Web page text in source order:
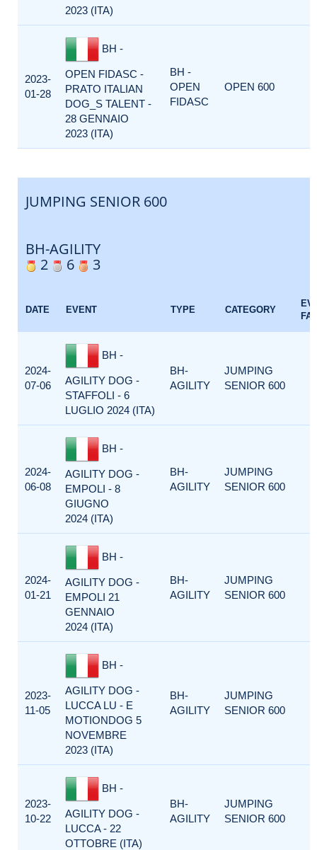
2023 (ITA)
2023-
01-28
BH -
OPEN FIDASC -
PRATO ITALIAN
DOG_S TALENT -
28 GENNAIO
2023 (ITA)
BH -
OPEN
FIDASC
OPEN 600
JUMPING SENIOR 600
BH-AGILITY
2
6 3
DATE EVENT TYPE CATEGORY
2024-
07-06
BH -
AGILITY DOG -
STAFFOLI - 6
LUGLIO 2024 (ITA)
BH-
AGILITY
JUMPING
SENIOR 600
2024-
06-08
BH -
AGILITY DOG -
EMPOLI - 8
GIUGNO
2024 (ITA)
BH-
AGILITY
JUMPING
SENIOR 600
2024-
01-21
BH -
AGILITY DOG -
EMPOLI 21
GENNAIO
2024 (ITA)
BH-
AGILITY
JUMPING
SENIOR 600
2023-
11-05
BH -
AGILITY DOG -
LUCCA LU - E
MOTIONDOG 5
NOVEMBRE
2023 (ITA)
BH-
AGILITY
JUMPING
SENIOR 600
2023-
10-22
BH -
AGILITY DOG -
LUCCA - 22
OTTOBRE (ITA)
BH-
AGILITY
JUMPING
SENIOR 600